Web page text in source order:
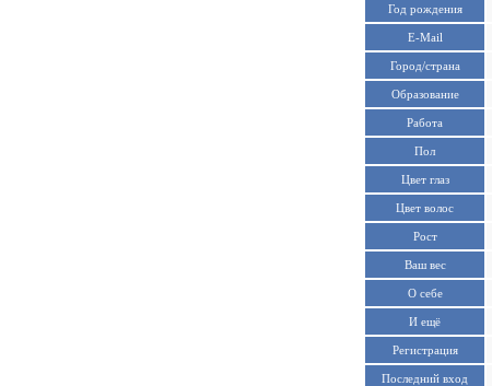
Год рождения
E-Mail
Город/страна
Образование
Работа
Пол
Цвет глаз
Цвет волос
Рост
Ваш вес
О себе
И ещё
Регистрация
Последний вход